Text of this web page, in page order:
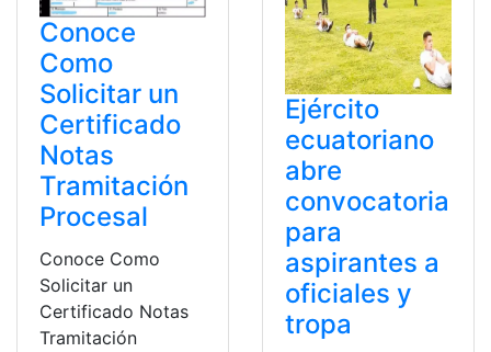
Conoce
Como
Solicitar un
Certificado
Notas
Tramitación
Procesal
Conoce Como
Solicitar un
Certificado Notas
Tramitación
Ejército
ecuatoriano
abre
convocatoria
para
aspirantes a
oficiales y
tropa